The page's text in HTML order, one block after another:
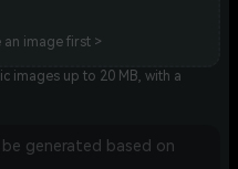
an image first >
images up to 20 MB, with a